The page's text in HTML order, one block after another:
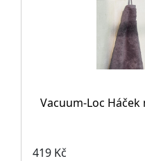
Vacuum-Loc
419 Kč